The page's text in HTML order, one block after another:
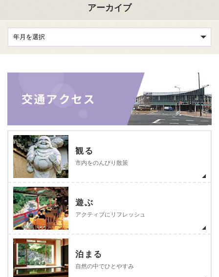
アーカイブ
観る
市内をのんびり散策
遊ぶ
アクティブにリフレッシュ
泊まる
自然の中でひとやすみ